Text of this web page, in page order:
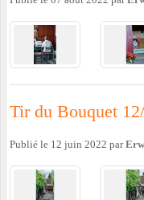
Tir du Bouquet
Publié le 12 juin 2022 par